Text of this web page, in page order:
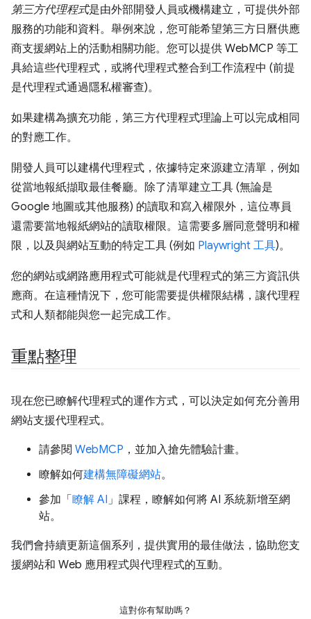
第三方代理程式是由外部開發人員或機構建立，可提供外部
服務的功能和資料。舉例來說，您可能希望第三方日曆供應
商支援網站上的活動相關功能。您可以提供 WebMCP 等工
具給這些代理程式，或將代理程式整合到工作流程中 (前提
是代理程式通過隱私權審查)。
如果建構為擴充功能，第三方代理程式理論上可以完成相同
的對應工作。
開發人員可以建構代理程式，依據特定來源建立清單，例如
從當地報紙擷取最佳餐廳。除了清單建立工具 (無論是
Google 地圖或其他服務) 的讀取和寫入權限外，這位專員
還需要當地報紙網站的讀取權限。這需要多層同意聲明和權
限，以及與網站互動的特定工具 (例如 Playwright 工具)。
您的網站或網路應用程式可能就是代理程式的第三方資訊供
應商。在這種情況下，您可能需要提供權限結構，讓代理程
式和人類都能與您一起完成工作。
重點整理
現在您已瞭解代理程式的運作方式，可以決定如何充分善用
網站支援代理程式。
請參閱 WebMCP ，並加入搶先體驗計畫。
瞭解如何建構無障礙網站。
參加「 瞭解 AI」課程，瞭解如何將 AI 系統新增至網
站。
我們會持續更新這個系列，提供實用的最佳做法，協助您支
援網站和 Web 應用程式與代理程式的互動。
這對你有幫助嗎？